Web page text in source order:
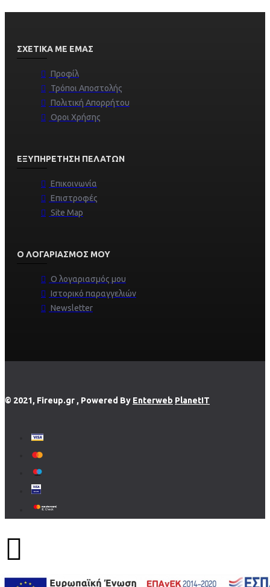
ΣΧΕΤΙΚΆ ΜΕ ΕΜΆΣ
Προφίλ
Τρόποι Αποστολής
Πολιτική Απορρήτου
Οροι Χρήσης
ΕΞΥΠΗΡΈΤΗΣΗ ΠΕΛΑΤΏΝ
Επικοινωνία
Επιστροφές
Site Map
Ο ΛΟΓΑΡΙΑΣΜΌΣ ΜΟΥ
Ο λογαριασμός μου
Ιστορικό παραγγελιών
Newsletter
© 2021, Fireup.gr , Powered By Enterweb PlanetIT